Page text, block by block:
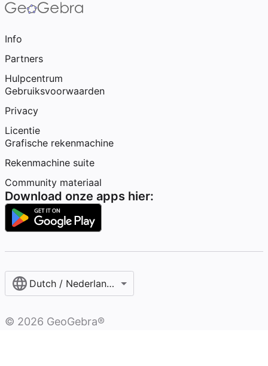
Info
Partners
Hulpcentrum
Gebruiksvoorwaarden
Privacy
Licentie
Grafische rekenmachine
Rekenmachine suite
Community materiaal
Download onze apps hier:
Dutch / Nederlands‎ (België)‎
© 2026 GeoGebra®